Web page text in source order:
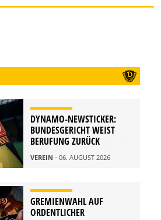
DYNAMO-NEWSTICKER:
BUNDESGERICHT WEIST
BERUFUNG ZURÜCK
VEREIN - 06. AUGUST 2026
GREMIENWAHL AUF
ORDENTLICHER